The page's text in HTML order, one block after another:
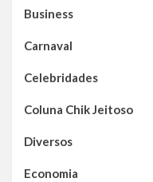
Business
Carnaval
Celebridades
Coluna Chik Jeitoso
Diversos
Economia